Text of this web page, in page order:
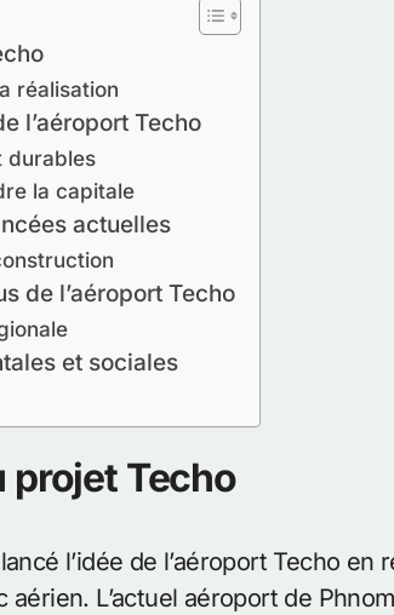
réalisation
l’aéroport Techo
durables
la capitale
actuelles
de l’aéroport Techo
et sociales
projet Techo
l’idée de l’aéroport Techo en
L’actuel aéroport de